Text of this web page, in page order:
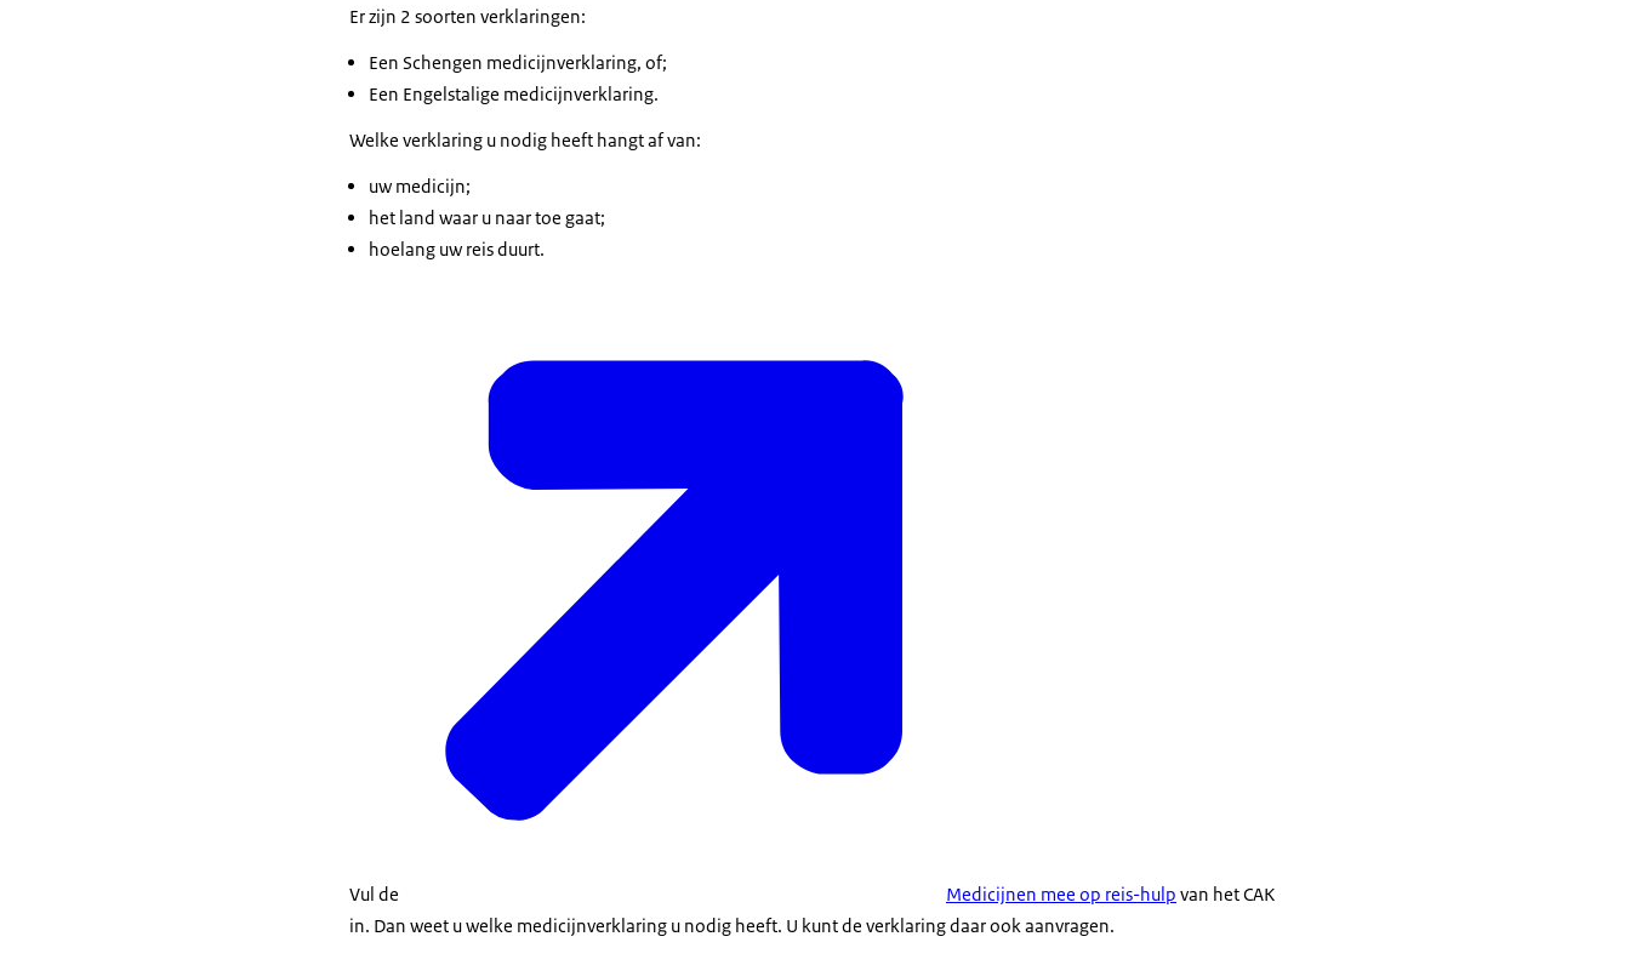
Er zijn 2 soorten verklaringen:
Een Schengen medicijnverklaring, of;
Een Engelstalige medicijnverklaring.
Welke verklaring u nodig heeft hangt af van:
uw medicijn;
het land waar u naar toe gaat;
hoelang uw reis duurt.
Vul de Medicijnen mee op reis-hulp van het CAK
in. Dan weet u welke medicijnverklaring u nodig heeft. U kunt de verklaring daar ook aanvragen.